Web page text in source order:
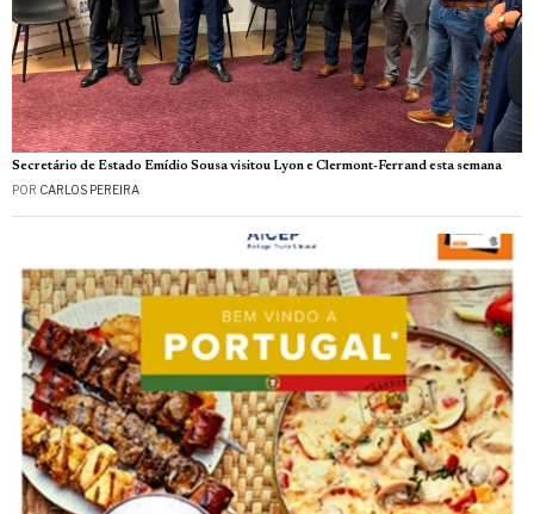
Secretário de Estado Emídio Sousa visitou Lyon e Clermont-Ferrand esta semana
POR CARLOS PEREIRA